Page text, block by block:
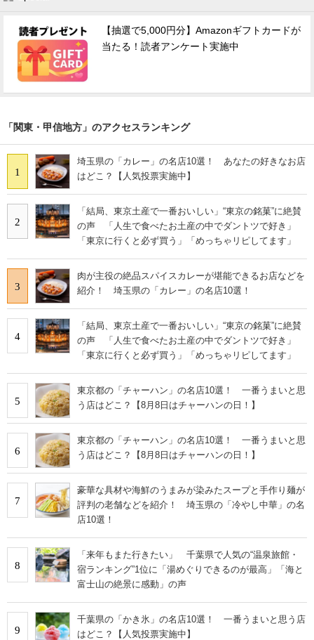
【抽選で5,000円分】Amazonギフトカードが
当たる！読者アンケート実施中
「関東・甲信地方」のアクセスランキング
1
埼玉県の「カレー」の名店10選！ あなたの好きなお店
はどこ？【人気投票実施中】
2
「結局、東京土産で一番おいしい」“東京の銘菓”に絶賛
の声 「人生で食べたお土産の中でダントツで好き」
「東京に行くと必ず買う」「めっちゃリピしてます」
3
肉が主役の絶品スパイスカレーが堪能できるお店などを
紹介！ 埼玉県の「カレー」の名店10選！
4
「結局、東京土産で一番おいしい」“東京の銘菓”に絶賛
の声 「人生で食べたお土産の中でダントツで好き」
「東京に行くと必ず買う」「めっちゃリピしてます」
5
東京都の「チャーハン」の名店10選！ 一番うまいと思
う店はどこ？【8月8日はチャーハンの日！】
6
東京都の「チャーハン」の名店10選！ 一番うまいと思
う店はどこ？【8月8日はチャーハンの日！】
7
豪華な具材や海鮮のうまみが染みたスープと手作り麺が
評判の老舗などを紹介！ 埼玉県の「冷やし中華」の名
店10選！
8
「来年もまた行きたい」 千葉県で人気の“温泉旅館・
宿ランキング”1位に「湯めぐりできるのが最高」「海と
富士山の絶景に感動」の声
9
千葉県の「かき氷」の名店10選！ 一番うまいと思う店
はどこ？【人気投票実施中】